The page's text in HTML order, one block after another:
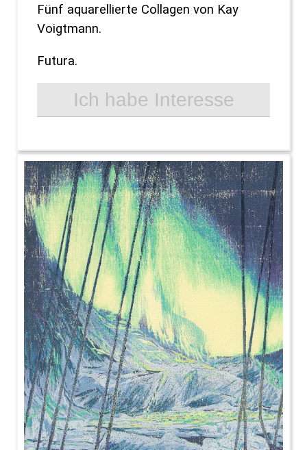
Fünf aquarellierte Collagen von Kay
Voigtmann.
Futura.